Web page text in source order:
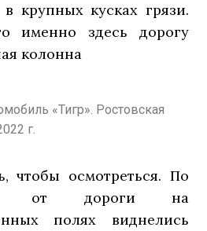
крупных кусках грязи.
именно здесь дорогу
колонна
«Тигр». Ростовская
г.
чтобы осмотреться. По
от дороги на
полях виднелись